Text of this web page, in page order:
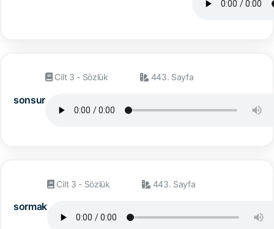
sonsur
Cilt 3 - Sözlük 443. Sayfa
sormak
Cilt 3 - Sözlük 443. Sayfa